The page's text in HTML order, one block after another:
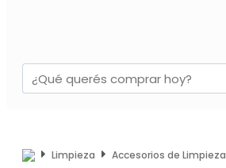
Limpieza Accesorios de Limpieza